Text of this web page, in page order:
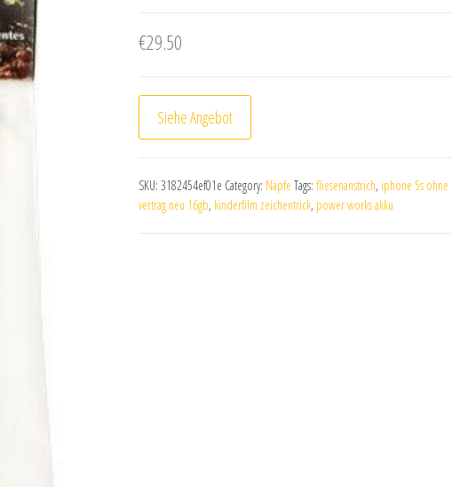
€29.50
Siehe Angebot
SKU: 3182454ef01e Category: Näpfe Tags: fliesenanstrich, iphone 5s ohne
vertrag neu 16gb, kinderfilm zeichentrick, power works akku